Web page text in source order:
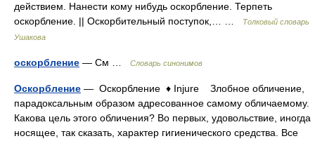
действием. Нанести кому нибудь оскорбление. Терпеть
оскорбление. || Оскорбительный поступок,… …
Толковый словарь
Ушакова
оскорбление — См … Словарь синонимов
Оскорбление — Оскорбление ♦ Injure Злобное обличение,
парадоксальным образом адресованное самому обличаемому.
Какова цель этого обличения? Во первых, удовольствие, иногда
носящее, так сказать, характер гигиенического средства. Все